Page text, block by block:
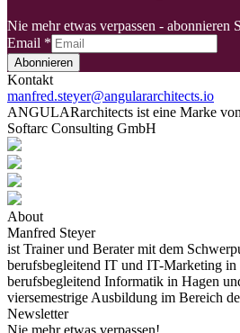
Nie mehr etwas verpassen - abonnieren
Email *
Abonnieren
Kontakt
manfred.steyer@angulararchitects.io
ANGULARarchitects ist eine Marke von
Softarc Consulting GmbH
About
Manfred Steyer
ist Trainer und Berater mit dem
berufsbegleitend IT und IT-Marketing in
berufsbegleitend Informatik in Hagen
viersemestrige Ausbildung im Bereich
Newsletter
Nie mehr etwas verpassen!